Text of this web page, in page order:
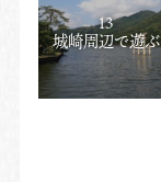
13
城崎周辺で遊ぶ